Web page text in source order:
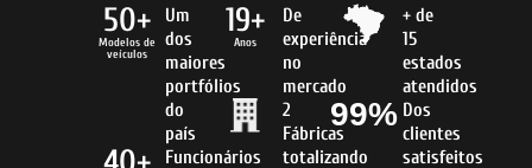
50+
Modelos de
veículos
Um
dos
maiores
portfólios
do
país
Funcionários
19+
Anos
De
experiência
no
mercado
2
Fábricas
totalizando
+ de
15
estados
atendidos
99% Dos
clientes
satisfeitos